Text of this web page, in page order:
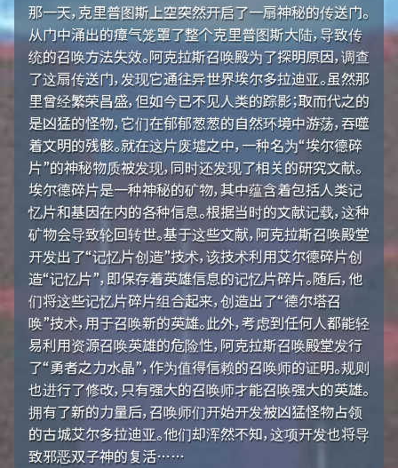
那一天，克里普图斯上空突然开启了一扇神秘的传送门。
从门中涌出的瘴气笼罩了整个克里普图斯大陆，导致传
统的召唤方法失效。阿克拉斯召唤殿为了探明原因，调查
了这扇传送门，发现它通往异世界埃尔多拉迪亚。虽然那
里曾经繁荣昌盛，但如今已不见人类的踪影；取而代之的
是凶猛的怪物，它们在郁郁葱葱的自然环境中游荡，吞噬
着文明的残骸。就在这片废墟之中，一种名为“埃尔德碎
片”的神秘物质被发现，同时还发现了相关的研究文献。
埃尔德碎片是一种神秘的矿物，其中蕴含着包括人类记
忆片和基因在内的各种信息。根据当时的文献记载，这种
矿物会导致轮回转世。基于这些文献，阿克拉斯召唤殿堂
开发出了“记忆片创造”技术，该技术利用艾尔德碎片创
造“记忆片”，即保存着英雄信息的记忆片碎片。随后，他
们将这些记忆片碎片组合起来，创造出了“德尔塔召
唤”技术，用于召唤新的英雄。此外，考虑到任何人都能轻
易利用资源召唤英雄的危险性，阿克拉斯召唤殿堂发行
了“勇者之力水晶”，作为值得信赖的召唤师的证明。规则
也进行了修改，只有强大的召唤师才能召唤强大的英雄。
拥有了新的力量后，召唤师们开始开发被凶猛怪物占领
的古城艾尔多拉迪亚。他们却浑然不知，这项开发也将导
致邪恶双子神的复活……